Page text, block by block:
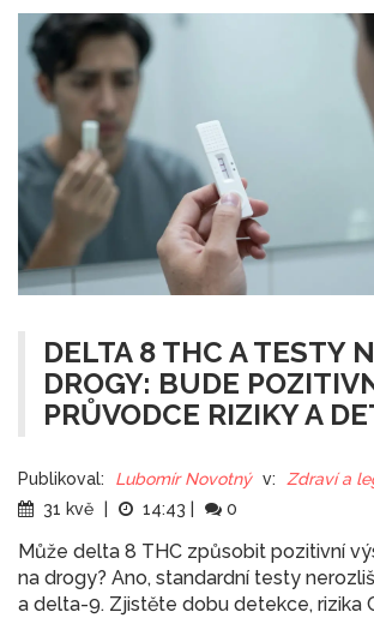
DELTA 8 THC A TESTY
DROGY: BUDE
PRŮVODCE RIZIKY A
Publikoval: Lubomír Novotný v:
Zdraví a
31 kvě
14:43 0
Může delta 8 THC způsobit pozitivní
na drogy? Ano, standardní testy
a delta-9. Zjistěte dobu detekce, rizika